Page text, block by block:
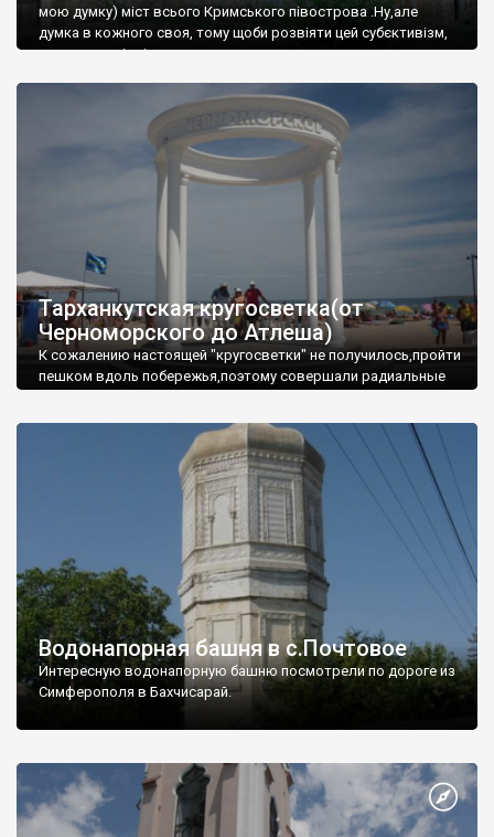
мою думку) міст всього Кримського півострова .Ну,але
думка в кожного своя, тому щоби розвіяти цей субєктивізм,
запрошую відвідати це
Тарханкутская кругосветка(от
Черноморского до Атлеша)
К сожалению настоящей "кругосветки" не получилось,пройти
пешком вдоль побережья,поэтому совершали радиальные
Водонапорная башня в с.Почтовое
Интересную водонапорную башню посмотрели по дороге из
Симферополя в Бахчисарай.